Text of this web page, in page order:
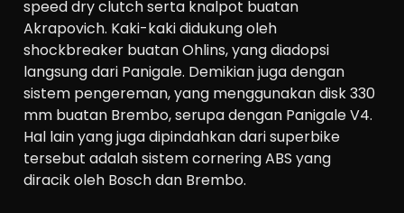
speed dry clutch serta knalpot buatan
Akrapovich. Kaki-kaki didukung oleh
shockbreaker buatan Ohlins, yang diadopsi
langsung dari Panigale. Demikian juga dengan
sistem pengereman, yang menggunakan disk 330
mm buatan Brembo, serupa dengan Panigale V4.
Hal lain yang juga dipindahkan dari superbike
tersebut adalah sistem cornering ABS yang
diracik oleh Bosch dan Brembo.